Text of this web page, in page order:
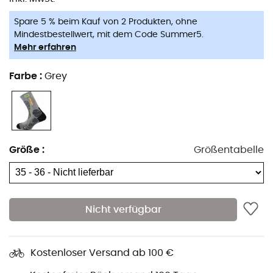
Spare 5 % beim Kauf von 2 Produkten, ohne
Mindestbestellwert, mit dem Code Summer5.
Mehr erfahren
Farbe : Grey
Größe : Größentabelle
Nicht verfügbar
Kostenloser Versand ab 100 €
angepassten Größen.
Adaptative Ergonomic System
(AES): Diese
Technologie integriert in das Design der Socke
Schutzbereiche, die an die Morphologie des Fußes und
die spezifischen Anforderungen intensiver Sportarten
Zehenverstärkung / Schienbeinverstärkung / Seitliche
Verstärkungen / Ergonomie für linken und rechten Fuß.
hauptsächlich an der Fußwölbung und den Knöcheln,
wird die Präzision während der Anstrengung erhöht.
Gewebe oder „Skelett“ der Socke besteht aus Polyamid,
um Widerstandsfähigkeit, dimensionale Stabilität und
Feuchtigkeitstransport nach außen zu gewährleisten.
Die äußere Schicht aus thermoregulierender Faser